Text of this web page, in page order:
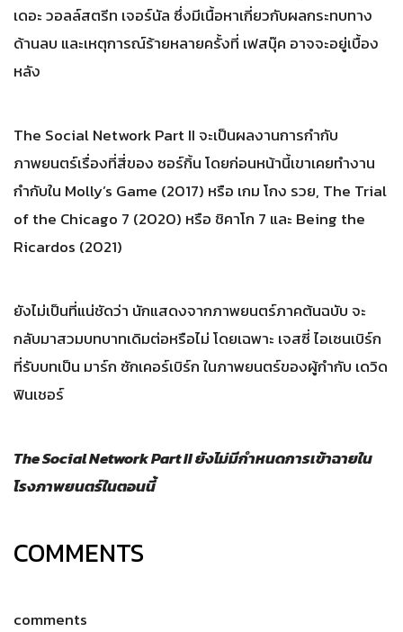
เดอะ วอลล์สตรีท เจอร์นัล ซึ่งมีเนื้อหาเกี่ยวกับผลกระทบทาง
ด้านลบ และเหตุการณ์ร้ายหลายครั้งที่ เฟสบุ๊ค อาจจะอยู่เบื้อง
หลัง
The Social Network Part II จะเป็นผลงานการกำกับ
ภาพยนตร์เรื่องที่สี่ของ ซอร์กิ้น โดยก่อนหน้านี้เขาเคยทำงาน
กำกับใน Molly’s Game (2017) หรือ เกม โกง รวย, The Trial
of the Chicago 7 (2020) หรือ ชิคาโก 7 และ Being the
Ricardos (2021)
ยังไม่เป็นที่แน่ชัดว่า นักแสดงจากภาพยนตร์ภาคต้นฉบับ จะ
กลับมาสวมบทบาทเดิมต่อหรือไม่ โดยเฉพาะ เจสซี่ ไอเซนเบิร์ก
ที่รับบทเป็น มาร์ก ซักเคอร์เบิร์ก ในภาพยนตร์ของผู้กำกับ เดวิด
ฟินเชอร์
The Social Network Part II ยังไม่มีกำหนดการเข้าฉายใน
โรงภาพยนตร์ในตอนนี้
COMMENTS
comments